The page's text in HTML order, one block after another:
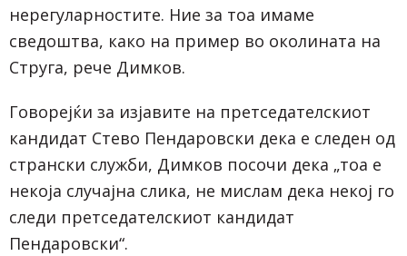
нерегуларностите. Ние за тоа имаме
сведоштва, како на пример во околината на
Струга, рече Димков.
Говорејќи за изјавите на претседателскиот
кандидат Стево Пендаровски дека е следен од
странски служби, Димков посочи дека „тоа е
некоја случајна слика, не мислам дека некој го
следи претседателскиот кандидат
Пендаровски“.